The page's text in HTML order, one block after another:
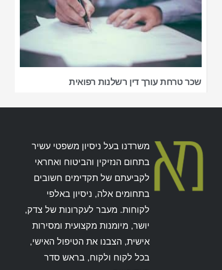
שכר טרחת עורך דין רשלנות רפואית
משרדנו בעל ניסיון משפטי עשיר
בתחום הנזיקין והביטוח ואחראי
לקביעתם של תקדימים חשובים
בתחומים אלה, ניסיון באלפי
לקוחות. מעבר לעקרונות של צדק,
יושר, מיומנות מקצועית ומסירות
אישית, הצבנו את הטיפול האישי,
בכל לקוח ולקוח, בראש סדר